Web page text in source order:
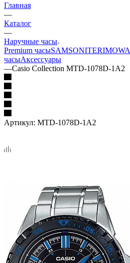
Главная
—
Каталог
—
Наручные часы
Premium часыSAMSONITERIMOWA
часыАксессуары
—Casio Collection MTD-1078D-1A2
Артикул: MTD-1078D-1A2